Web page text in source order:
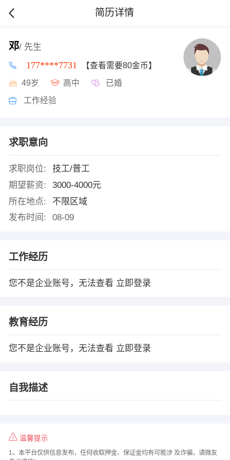
简历详情
邓/ 先生
177****7731 【查看需要80金币】
49岁 高中 已婚
工作经验
求职意向
求职岗位:
技工/普工
期望薪资:
3000-4000元
所在地点:
不限区域
发布时间:
08-09
工作经历
您不是企业账号，无法查看 立即登录
教育经历
您不是企业账号，无法查看 立即登录
自我描述
温馨提示
1、本平台仅供信息发布，任何收取押金、保证金均有可能涉 及诈骗，请微友